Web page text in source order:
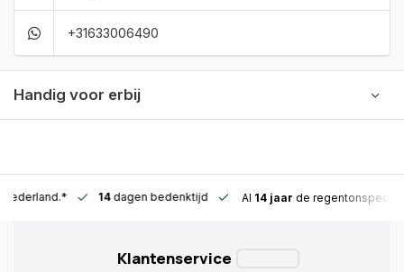
+31633006490
Handig voor erbij
Nederland.* 14dagen bedenktijd Al 14 jaar de
Klantenservice